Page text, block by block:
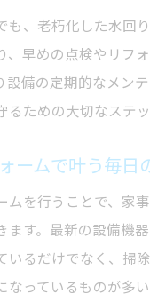
も、老朽化した水回
、早めの点検やリフ
設備の定期的なメンテ
るための大切なステッ
ームで叶う毎日
ムを行うことで、家
ます。最新の設備機
いるだけでなく、掃
なっているものが多い